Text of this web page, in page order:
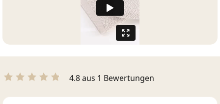
4.8 aus 1 Bewertungen